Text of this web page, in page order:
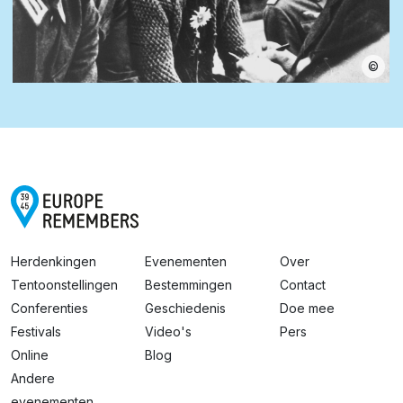
©
Herdenkingen
Tentoonstellingen
Conferenties
Festivals
Online
Andere
Evenementen
Bestemmingen
Geschiedenis
Video's
Blog
Over
Contact
Doe mee
Pers